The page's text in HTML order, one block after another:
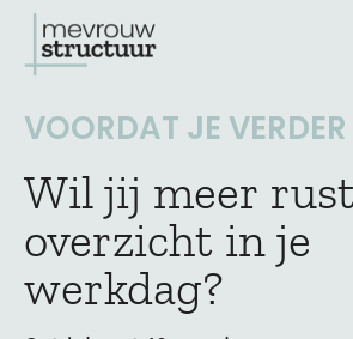
naar
VOORDAT JE VERDER
Wil jij meer
overzicht in je
werkdag?